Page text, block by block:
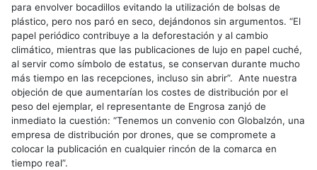
para envolver bocadillos evitando la utilización de bolsas de
plástico, pero nos paró en seco, dejándonos sin argumentos. “El
papel periódico contribuye a la deforestación y al cambio
climático, mientras que las publicaciones de lujo en papel cuché,
al servir como símbolo de estatus, se conservan durante mucho
más tiempo en las recepciones, incluso sin abrir”. Ante nuestra
objeción de que aumentarían los costes de distribución por el
peso del ejemplar, el representante de Engrosa zanjó de
inmediato la cuestión: “Tenemos un convenio con Globalzón, una
empresa de distribución por drones, que se compromete a
colocar la publicación en cualquier rincón de la comarca en
tiempo real”.